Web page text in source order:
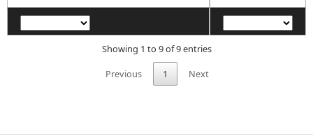
Listes et biographies des directeurs de départements
Implantations de la Bibliothèque nationale de France
Le fil de l'histoire (frise chonologique)
La Bibliothèque nationale de France à livre ouvert
Showing 1 to 9 of 9 entries
Previous
1 Next